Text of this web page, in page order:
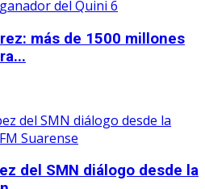
más de 1500 millones
del SMN diálogo desde la